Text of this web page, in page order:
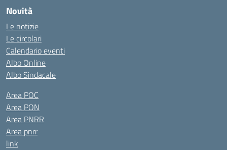
Novità
Le notizie
Le circolari
Calendario eventi
Albo Online
Albo Sindacale
Area POC
Area PON
Area PNRR
Area pnrr
link